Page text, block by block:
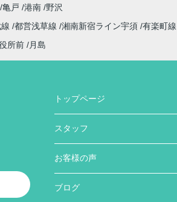
亀戸 港南 野沢
都営浅草線 湘南新宿ライン宇須 有楽町線
所前 月島
トップページ
スタッフ
お客様の声
ブログ